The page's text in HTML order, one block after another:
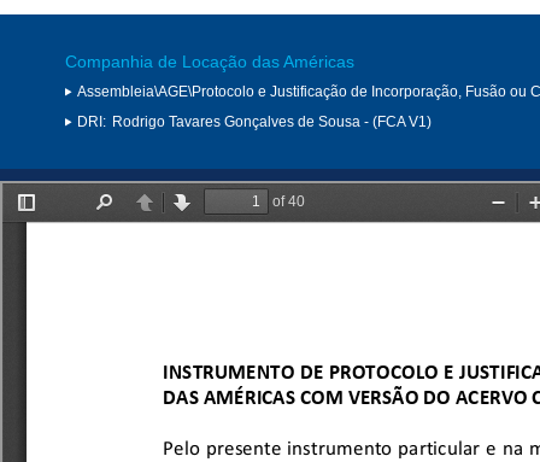
Companhia de Locação das Américas
Assembleia\AGE\Protocolo e Justificação de Incorporação, Fusão ou
DRI: Rodrigo Tavares Gonçalves de Sousa - (FCA V1)